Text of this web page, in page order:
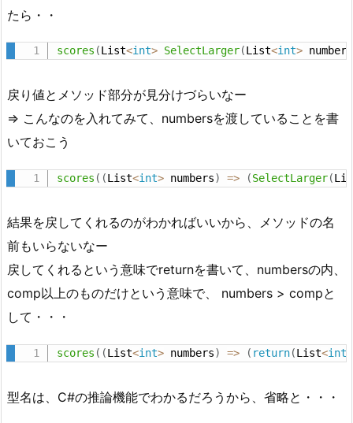
たら・・
scores (List<int> SelectLarger(List<int> numbers
戻り値とメソッド部分が見分けづらいなー
=> こんなのを入れてみて、numbersを渡していることを書
いておこう
scores ( (List<int> numbers) => (SelectLarger(
結果を戻してくれるのがわかればいいから、メソッドの名
前もいらないなー
戻してくれるという意味でreturnを書いて、numbersの内、
comp以上のものだけという意味で、 numbers > compと
して・・・
scores ( (List<int> numbers) => ( return(List<int
型名は、C#の推論機能でわかるだろうから、省略と・・・